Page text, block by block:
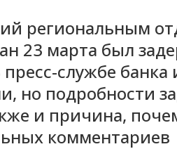
региональным
23 марта был
пресс-службе
но подробности
и причина,
комментариев